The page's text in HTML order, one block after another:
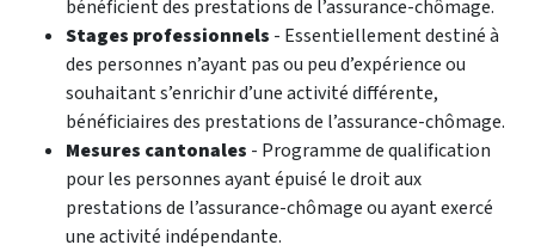
bénéficient des prestations de l’assurance-chômage.
Stages professionnels - Essentiellement destiné à
des personnes n’ayant pas ou peu d’expérience ou
souhaitant s’enrichir d’une activité différente,
bénéficiaires des prestations de l’assurance-chômage.
Mesures cantonales - Programme de qualification
pour les personnes ayant épuisé le droit aux
prestations de l’assurance-chômage ou ayant exercé
une activité indépendante.